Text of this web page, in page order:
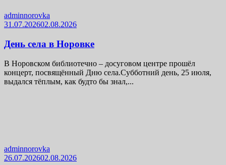
adminnorovka
31.07.202602.08.2026
День села в Норовке
В Норовском библиотечно – досуговом центре прошёл
концерт, посвящённый Дню села.Субботний день, 25 июля,
выдался тёплым, как будто бы знал,...
adminnorovka
26.07.202602.08.2026